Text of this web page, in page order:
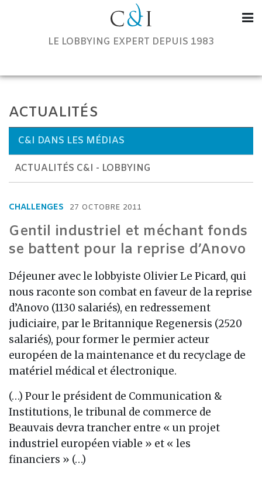
Communication & Institutions
LE LOBBYING EXPERT DEPUIS 1983
ACTUALITÉS
C&I DANS LES MÉDIAS
ACTUALITÉS C&I - LOBBYING
CHALLENGES 27 OCTOBRE 2011
Gentil industriel et méchant fonds
se battent pour la reprise d’Anovo
Déjeuner avec le lobbyiste Olivier Le Picard, qui
nous raconte son combat en faveur de la reprise
d’Anovo (1130 salariés), en redressement
judiciaire, par le Britannique Regenersis (2520
salariés), pour former le permier acteur
européen de la maintenance et du recyclage de
matériel médical et électronique.
(…) Pour le président de Communication &
Institutions, le tribunal de commerce de
Beauvais devra trancher entre « un projet
industriel européen viable » et « les
financiers » (…)